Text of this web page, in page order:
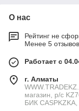
О нас
Рейтинг не
Менее 5
Работает с
г. Алматы
магазин, р/с
БИК